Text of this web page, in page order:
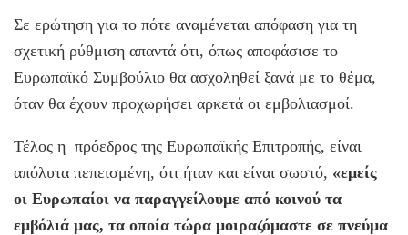
Σε ερώτηση για το πότε αναμένεται απόφαση για τη
σχετική ρύθμιση απαντά ότι, όπως αποφάσισε το
Ευρωπαϊκό Συμβούλιο θα ασχοληθεί ξανά με το θέμα,
όταν θα έχουν προχωρήσει αρκετά οι εμβολιασμοί.
Τέλος η πρόεδρος της Ευρωπαϊκής Επιτροπής, είναι
απόλυτα πεπεισμένη, ότι ήταν και είναι σωστό, «εμείς
οι Ευρωπαίοι να παραγγείλουμε από κοινού τα
εμβόλιά μας, τα οποία τώρα μοιραζόμαστε σε πνεύμα